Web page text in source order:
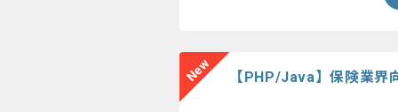
New 【PHP/Java】保険業界